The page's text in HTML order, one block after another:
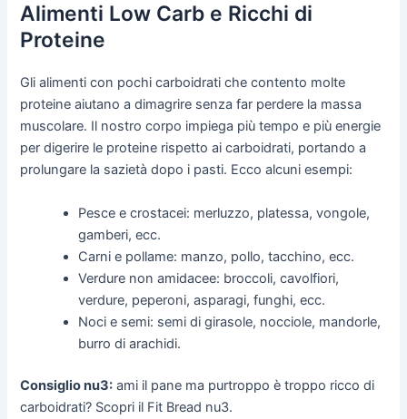
Alimenti Low Carb e Ricchi di
Proteine
Gli alimenti con pochi carboidrati che contento molte
proteine aiutano a dimagrire senza far perdere la massa
muscolare. Il nostro corpo impiega più tempo e più energie
per digerire le proteine rispetto ai carboidrati, portando a
prolungare la sazietà dopo i pasti. Ecco alcuni esempi:
Pesce e crostacei: merluzzo, platessa, vongole,
gamberi, ecc.
Carni e pollame: manzo, pollo, tacchino, ecc.
Verdure non amidacee: broccoli, cavolfiori,
verdure, peperoni, asparagi, funghi, ecc.
Noci e semi: semi di girasole, nocciole, mandorle,
burro di arachidi.
Consiglio nu3: ami il pane ma purtroppo è troppo ricco di
carboidrati? Scopri il Fit Bread nu3.